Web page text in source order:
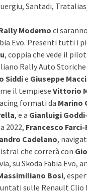
Santadi,
Modernoci
Evo. Presenti tutti
, coppia che vede il
Rally Auto
Siddie Giuseppe
il tempiese Vittorio
formati da Marino
, e a Gianluigi
2022, Francesco
Cadelano,
che correrà con
su Skoda Fabia Evo,
Bosi,
sulle Renault Clio